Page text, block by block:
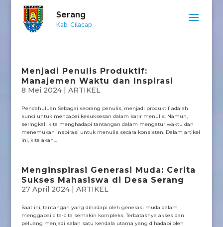
Serang
Kab. Cilacap
Menjadi Penulis Produktif:
Manajemen Waktu dan Inspirasi
8 Mei 2024| ARTIKEL
Pendahuluan Sebagai seorang penulis, menjadi produktif adalah
kunci untuk mencapai kesuksesan dalam karir menulis. Namun,
seringkali kita menghadapi tantangan dalam mengatur waktu dan
menemukan inspirasi untuk menulis secara konsisten. Dalam artikel
ini, kita akan...
Menginspirasi Generasi Muda: Cerita
Sukses Mahasiswa di Desa Serang
27 April 2024| ARTIKEL
Saat ini, tantangan yang dihadapi oleh generasi muda dalam
menggapai cita-cita semakin kompleks. Terbatasnya akses dan
peluang menjadi salah satu kendala utama yang dihadapi oleh